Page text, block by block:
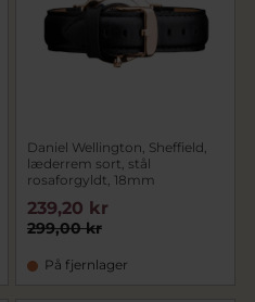
Daniel Wellington, Sheffield,
læderrem sort, stål
rosaforgyldt, 18mm
299,00 kr
239,20 kr
På fjernlager